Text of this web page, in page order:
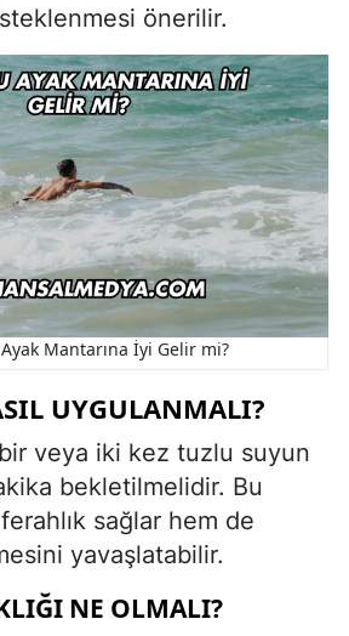
önerilir.
Mantarına İyi Gelir mi?
UYGULANMALI?
veya iki kez tuzlu suyun
bekletilmelidir. Bu
sağlar hem de
yavaşlatabilir.
NE OLMALI?